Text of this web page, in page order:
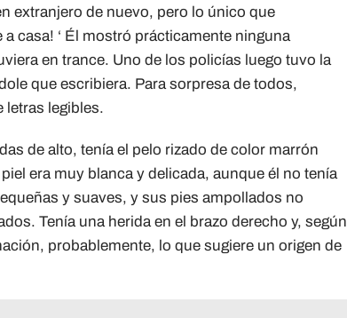
extranjero de nuevo, pero lo único que
casa! ‘ Él mostró prácticamente ninguna
en trance. Uno de los policías luego tuvo la
que escribiera. Para sorpresa de todos,
letras legibles.
de alto, tenía el pelo rizado de color marrón
era muy blanca y delicada, aunque él no tenía
y suaves, y sus pies ampollados no
Tenía una herida en el brazo derecho y, según
probablemente, lo que sugiere un origen de